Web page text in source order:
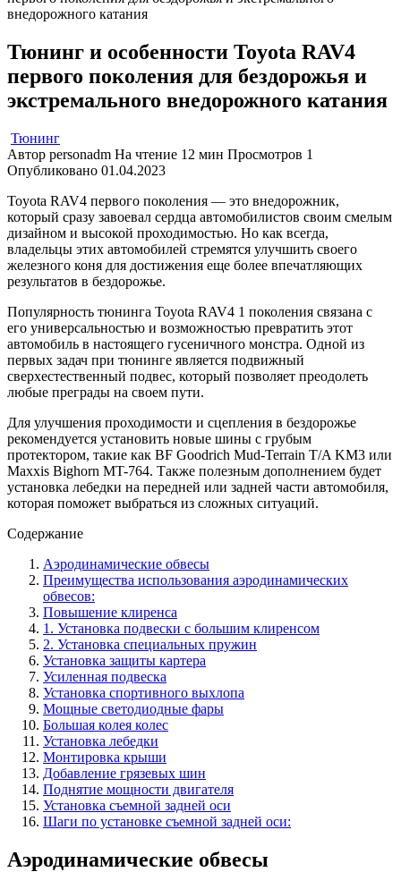
внедорожного катания
Тюнинг и особенности Toyota RAV4
первого поколения для бездорожья и
экстремального внедорожного катания
Тюнинг
Автор personadm На чтение 12 мин Просмотров 1
Опубликовано 01.04.2023
Toyota RAV4 первого поколения — это внедорожник,
который сразу завоевал сердца автомобилистов своим смелым
дизайном и высокой проходимостью. Но как всегда,
владельцы этих автомобилей стремятся улучшить своего
железного коня для достижения еще более впечатляющих
результатов в бездорожье.
Популярность тюнинга Toyota RAV4 1 поколения связана с
его универсальностью и возможностью превратить этот
автомобиль в настоящего гусеничного монстра. Одной из
первых задач при тюнинге является подвижный
сверхестественный подвес, который позволяет преодолеть
любые преграды на своем пути.
Для улучшения проходимости и сцепления в бездорожье
рекомендуется установить новые шины с грубым
протектором, такие как BF Goodrich Mud-Terrain T/A KM3 или
Maxxis Bighorn MT-764. Также полезным дополнением будет
установка лебедки на передней или задней части автомобиля,
которая поможет выбраться из сложных ситуаций.
Содержание
Аэродинамические обвесы
Преимущества использования аэродинамических
обвесов:
Повышение клиренса
1. Установка подвески с большим клиренсом
2. Установка специальных пружин
Установка защиты картера
Усиленная подвеска
Установка спортивного выхлопа
Мощные светодиодные фары
Большая колея колес
Установка лебедки
Монтировка крыши
Добавление грязевых шин
Поднятие мощности двигателя
Установка съемной задней оси
Шаги по установке съемной задней оси:
Аэродинамические обвесы